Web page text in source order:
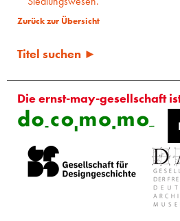
Zurück zur Übersicht
Titel suchen ►
Die ernst-may-gesellschaft